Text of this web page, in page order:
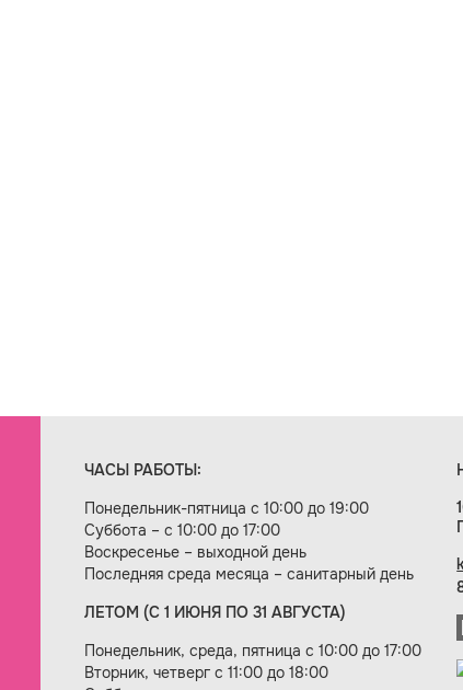
ЧАСЫ РАБОТЫ:
Понедельник-пятница с 10:00 до 19:00
Суббота – с 10:00 до 17:00
Воскресенье – выходной день
Последняя среда месяца – санитарный день
ЛЕТОМ (С 1 ИЮНЯ ПО 31 АВГУСТА)
Понедельник, среда, пятница с 10:00 до 17:00
Вторник, четверг с 11:00 до 18:00
— веб-студия «Цифровой век»